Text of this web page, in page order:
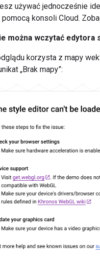
używać jednocześnie
pomocą konsoli Cloud.
można wczytać edytora
korzysta z mapy
„Brak mapy”: